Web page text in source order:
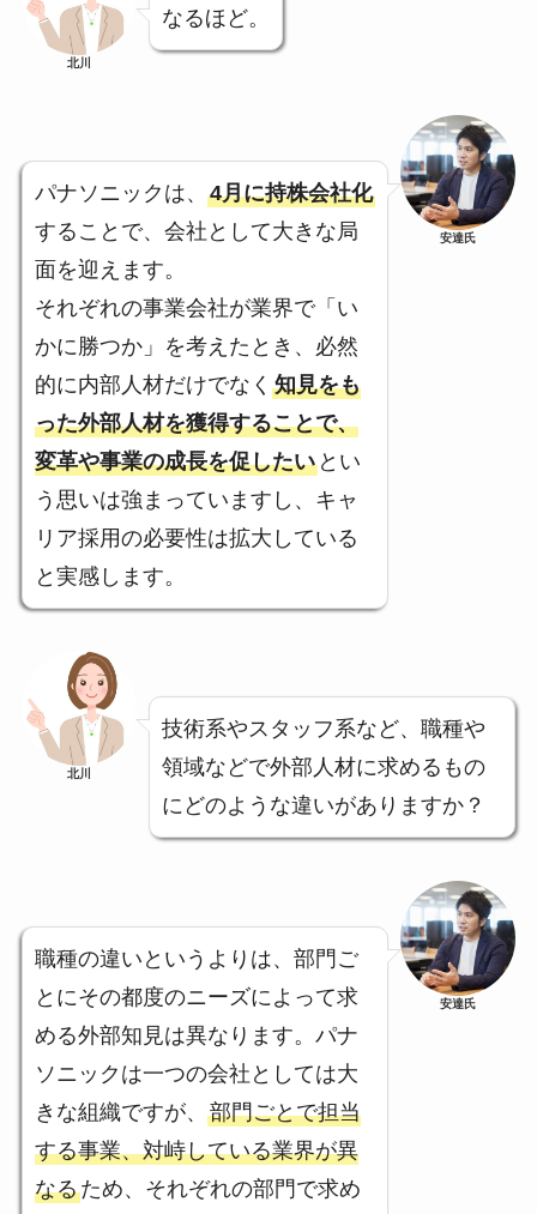
北川
なるほど。
パナソニックは、 4月に持株会社化
することで、会社として大きな局
面を迎えます。
それぞれの事業会社が業界で「い
かに勝つか」を考えたとき、必然
的に内部人材だけでなく 知見をも
った外部人材を獲得することで、
変革や事業の成長を促したいとい
う思いは強まっていますし、キャ
リア採用の必要性は拡大している
と実感します。
安達氏
北川
技術系やスタッフ系など、職種や
領域などで外部人材に求めるもの
にどのような違いがありますか？
職種の違いというよりは、部門ご
とにその都度のニーズによって求
める外部知見は異なります。パナ
ソニックは一つの会社としては大
きな組織ですが、 部門ごとで担当
する事業、対峙している業界が異
なるため、それぞれの部門で求め
安達氏